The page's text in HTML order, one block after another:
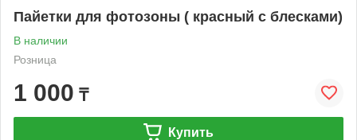
Пайетки для фотозоны ( красный с блесками)
В наличии
Розница
1 000 ₸
Купить